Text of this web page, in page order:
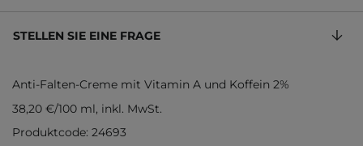
STELLEN SIE EINE FRAGE
Anti-Falten-Creme mit Vitamin A und Koffein 2%
38,20 €/100 ml, inkl. MwSt.
Produktcode: 24693